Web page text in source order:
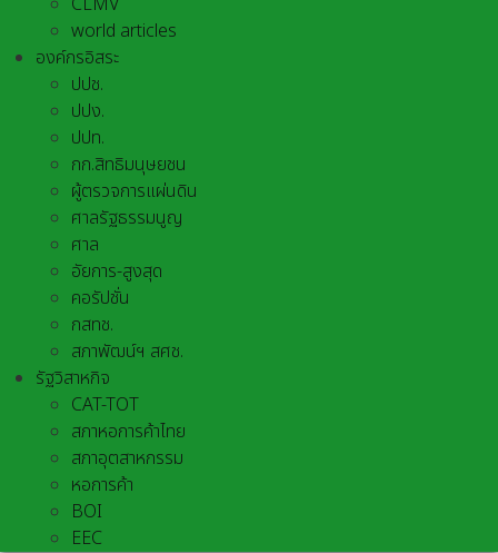
world articles
องค์กรอิสระ
ปปช.
ปปง.
ปปท.
กก.สิทธิมนุษยชน
ผู้ตรวจการแผ่นดิน
ศาลรัฐธรรมนูญ
ศาล
อัยการ-สูงสุด
คอรัปชั่น
กสทช.
สภาพัฒน์ฯ สศช.
รัฐวิสาหกิจ
CAT-TOT
สภาหอการค้าไทย
สภาอุตสาหกรรม
หอการค้า
BOI
EEC